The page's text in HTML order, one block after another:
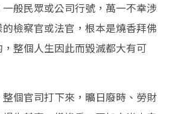
般民眾或公司行號，萬一不幸涉
檢察官或法官，根本是燒香拜佛
整個人生因此而毀滅都大有可
個官司打下來，曠日廢時、勞財